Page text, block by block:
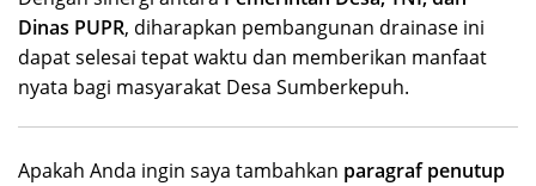
Dinas PUPR, diharapkan pembangunan drainase ini
dapat selesai tepat waktu dan memberikan manfaat
nyata bagi masyarakat Desa Sumberkepuh.
Apakah Anda ingin saya tambahkan paragraf penutup